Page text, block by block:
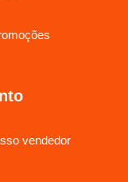
vendedor